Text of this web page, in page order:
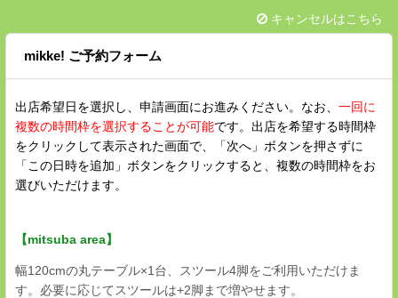
キャンセルはこちら
mikke! ご予約フォーム
出店希望日を選択し、申請画面にお進みください。なお、 一回に
複数の時間枠を選択することが可能です。出店を希望する時間枠
をクリックして表示された画面で、「次へ」ボタンを押さずに
「この日時を追加」ボタンをクリックすると、複数の時間枠をお
選びいただけます。
【mitsuba area】
幅120cmの丸テーブル×1台、スツール4脚をご利用いただけま
す。必要に応じてスツールは+2脚まで増やせます。